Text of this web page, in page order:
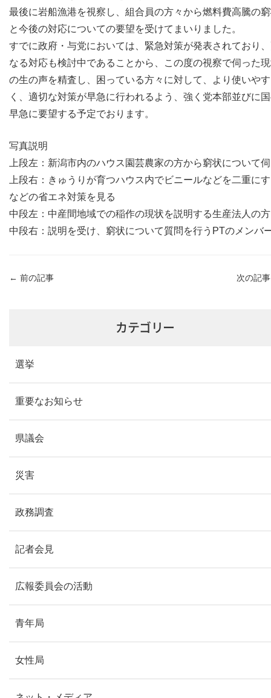
最後に岩船漁港を視察し、組合員の方々から燃料費高騰の
と今後の対応についての要望を受けてまいりました。
すでに政府・与党においては、緊急対策が発表されており
なる対応も検討中であることから、この度の視察で伺った
の生の声を精査し、困っている方々に対して、より使いやす
く、適切な対策が早急に行われるよう、強く党本部並びに
早急に要望する予定でおります。
写真説明
上段左：新潟市内のハウス園芸農家の方から窮状について
上段右：きゅうりが育つハウス内でビニールなどを二重に
などの省エネ対策を見る
中段左：中産間地域での稲作の現状を説明する生産法人の
中段右：説明を受け、窮状について質問を行うPTのメンバ
← 前の記事 次の記
カテゴリー
選挙
重要なお知らせ
県議会
災害
政務調査
記者会見
広報委員会の活動
青年局
女性局